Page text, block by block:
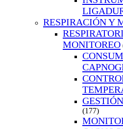
RESPIRACIÓN Y
MONITOREO
(177)